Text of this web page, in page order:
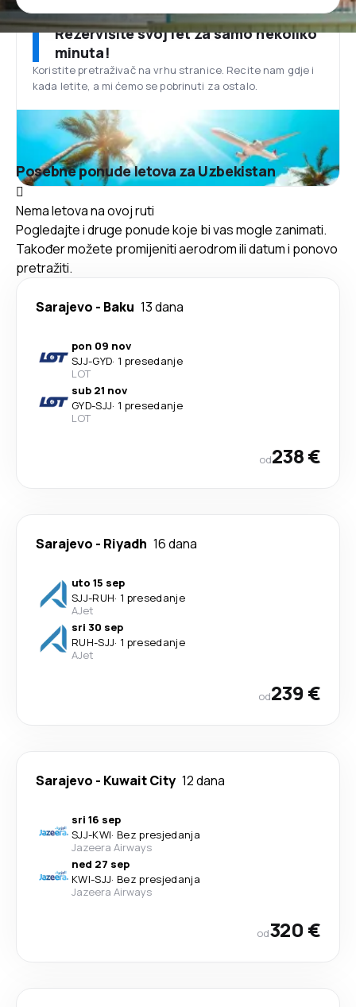
Rezervišite svoj let za samo nekoliko
minuta!
Koristite pretraživač na vrhu stranice. Recite nam gdje i
kada letite, a mi ćemo se pobrinuti za ostalo.
Posebne ponude letova za Uzbekistan
Nema letova na ovoj ruti
Pogledajte i druge ponude koje bi vas mogle zanimati.
Također možete promijeniti aerodrom ili datum i ponovo
pretražiti.
Sarajevo - Baku 13 dana
pon 09 nov
SJJ-GYD· 1 presedanje
LOT
sub 21 nov
GYD-SJJ· 1 presedanje
LOT
od238 €
Sarajevo - Riyadh 16 dana
uto 15 sep
SJJ-RUH· 1 presedanje
AJet
sri 30 sep
RUH-SJJ· 1 presedanje
AJet
od239 €
Sarajevo - Kuwait City 12 dana
sri 16 sep
SJJ-KWI· Bez presjedanja
Jazeera Airways
ned 27 sep
KWI-SJJ· Bez presjedanja
Jazeera Airways
od320 €